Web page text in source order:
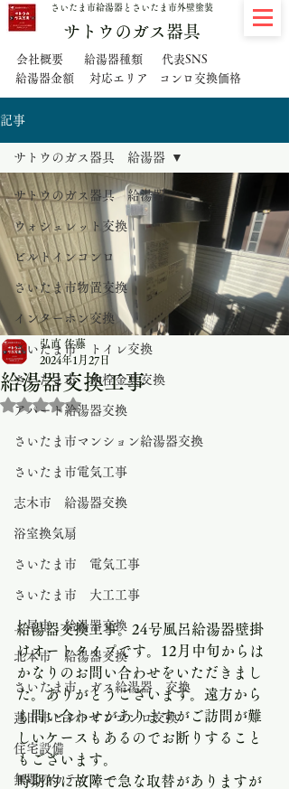
さいたま市給湯器とさいたま市外壁塗装
サトウのガス器具
会社概要 給湯器種類
代表SNS
給湯器金額
対応エリア コンロ交換価格
記事
サトウのガス器具 給湯器
ウォシュレット交換
ビルトインコンロ
さいたま市物置交換
インターホン交換
さいたま市 トイレ交換
さいたま市 水栓金具交換
アパート給湯器交換
さいたま市マンション給湯器交換
さいたま市電気工事
志木市 給湯器交換
浴室換気扇
さいたま市 電気工事
さいたま市 大工工事
上尾市 給湯器交換
北本市 給湯器交換
さいたま市 ガス給湯器 交換
蓮田市ビルトインコンロ交換
住宅設備
無題のカテゴリー
サトウのガス器具 給湯器
給湯器交換工事
弘直 佐藤
2024年1月27日
5つ星のうちNaNと評価されています。
給湯器交換工事。24号風呂給湯器壁掛
けオートタイプです。12月中旬からは
かなりのお問い合わせをいただきまし
た。ありがとうございます。遠方から
も問い合わせがありますがご訪問が難
しいケースもあるのでお断りすること
もございます。
時期的に故障で急な取替がありますが